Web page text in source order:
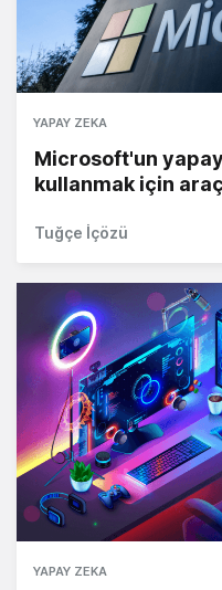
YAPAY ZEKA
Microsoft'un
kullanmak için
Tuğçe İçözü
YAPAY ZEKA